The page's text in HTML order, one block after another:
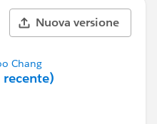
Nuova versione
Chang